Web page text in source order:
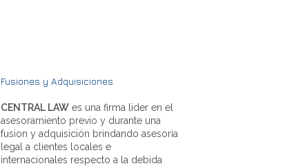
Fusiones y Adquisiciones
CENTRAL LAW es una firma lider en el
asesoramiento previo y durante una
fusion y adquisición brindando asesoría
legal a clientes locales e
internacionales respecto a la debida